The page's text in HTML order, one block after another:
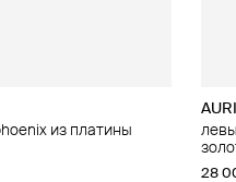
из платины
28
threeleaf из
15